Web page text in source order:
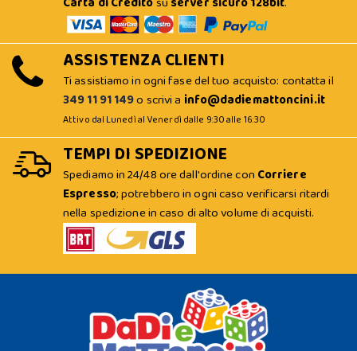
ASSISTENZA CLIENTI
Ti assistiamo in ogni fase del tuo acquisto: contatta il
349 11 91 149o scrivi a info@dadiemattoncini.it
Attivo dal Lunedì al Venerdì dalle 9:30 alle 16:30
TEMPI DI SPEDIZIONE
Spediamo in 24/48 ore dall'ordine con Corriere
Espresso; potrebbero in ogni caso verificarsi ritardi
nella spedizione in caso di alto volume di acquisti.